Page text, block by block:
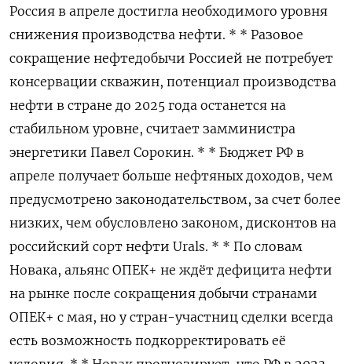
Россия в апреле достигла необходимого уровня
снижения производства нефти. * * Разовое
сокращение нефтедобычи Россией не потребует
консервации скважин, потенциал производства
нефти в стране до 2025 года останется на
стабильном уровне, считает замминистра
энергетики Павел Сорокин. * * Бюджет РФ в
апреле получает больше нефтяных доходов, чем
предусмотрено законодательством, за счет более
низких, чем обусловлено законом, дисконтов на
российский сорт нефти Urals. * * По словам
Новака, альянс ОПЕК+ не ждёт дефицита нефти
на рынке после сокращения добычи странами
ОПЕК+ с мая, но у стран-участниц сделки всегда
есть возможность подкорректировать её